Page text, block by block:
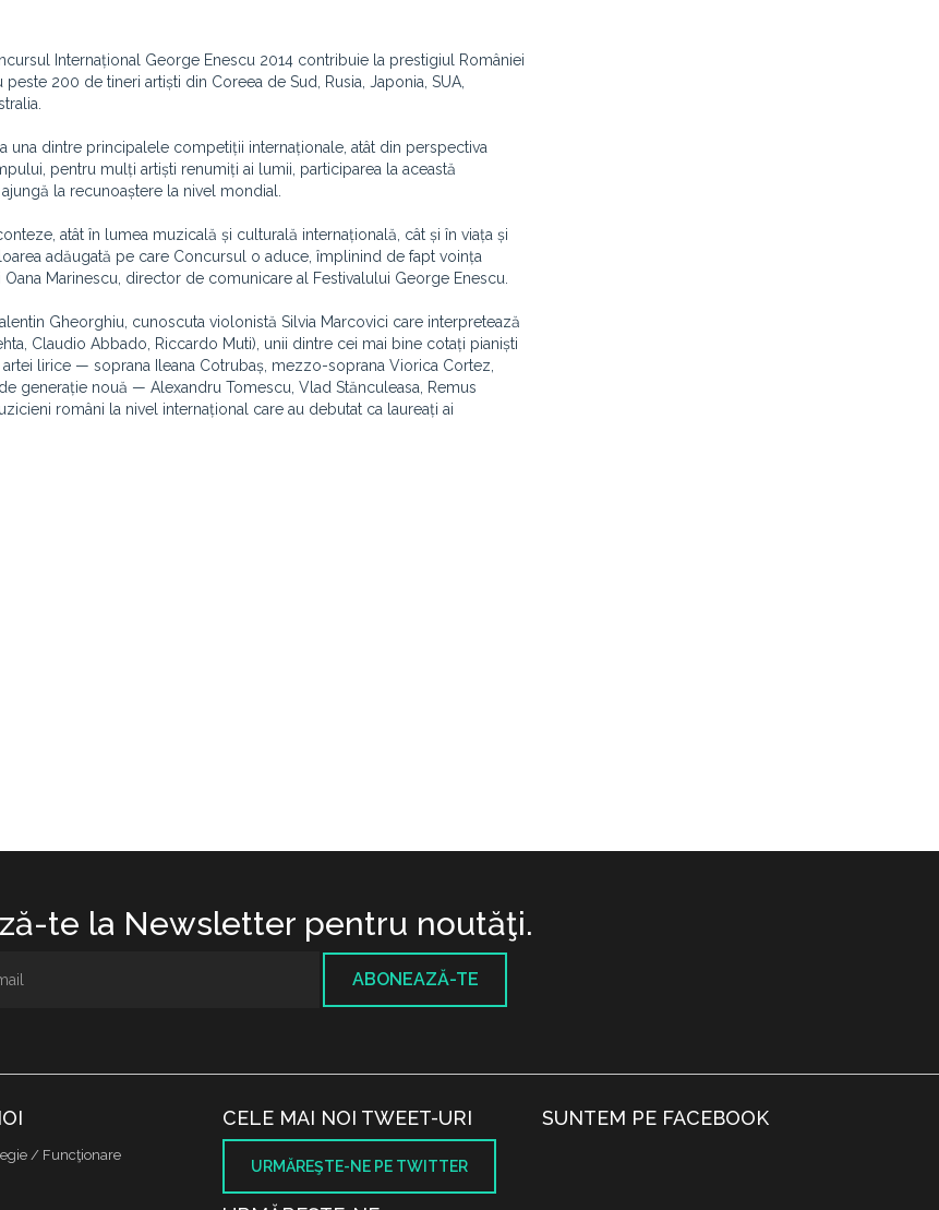
Internațional George Enescu 2014 contribuie la prestigiul României
200 de tineri artiști din Coreea de Sud, Rusia, Japonia, SUA,
dintre principalele competiții internaționale, atât din perspectiva
pentru mulți artiști renumiți ai lumii, participarea la această
la recunoaștere la nivel mondial.
atât în lumea muzicală și culturală internațională, cât și în viața și
adăugată pe care Concursul o aduce, împlinind de fapt voința
Marinescu, director de comunicare al Festivalului George Enescu.
Gheorghiu, cunoscuta violonistă Silvia Marcovici care interpretează
Claudio Abbado, Riccardo Muti), unii dintre cei mai bine cotați pianiști
lirice — soprana Ileana Cotrubaș, mezzo-soprana Viorica Cortez,
generație nouă — Alexandru Tomescu, Vlad Stănculeasa, Remus
români la nivel internațional care au debutat ca laureați ai
te la Newsletter pentru noutăţi.
ABONEAZĂ-TE
/ Funcţionare
CELE MAI NOI TWEET-URI
URMĂREŞTE-NE PE TWITTER
SUNTEM PE FACEBOOK